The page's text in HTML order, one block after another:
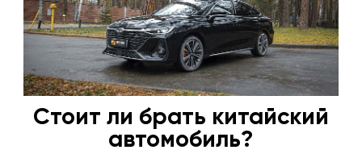
Стоит ли брать китайский
автомобиль?